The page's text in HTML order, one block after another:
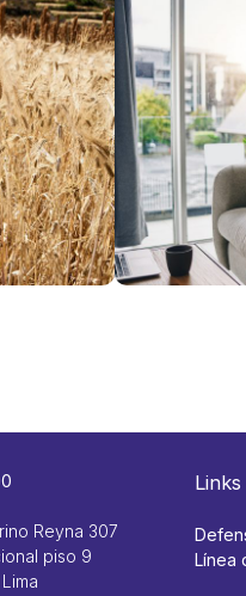
Agrícola
¿Qué es y
para qué
sirve?
Ver más
Reyna 307
piso 9
Línea